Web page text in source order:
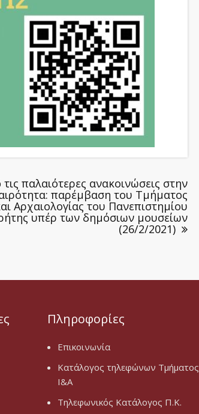
παλαιότερες ανακοινώσεις στην
παρέμβαση του Τμήματος
Αρχαιολογίας του Πανεπιστημίου
υπέρ των δημόσιων μουσείων
(26/2/2021)
Πληροφορίες
Επικοινωνία
Κατάλογος τηλεφώνων Τμήματος
Ι&Α
Τηλεφωνικός Κατάλογος Π.Κ.